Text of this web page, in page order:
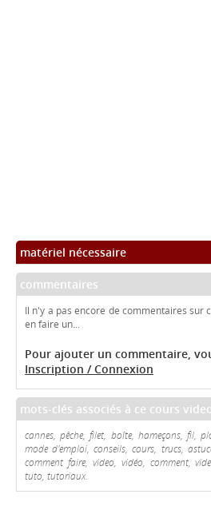
matériel nécessaire
commentaires
Il n'y a pas encore de commentaires sur
en faire un...
Pour ajouter un commentaire,
Inscription / Connexion
mots-clés associés à ce cours
cannes, pêche, filet, boîte, hameçons, fil,
mode d'emploi, conseils, cours, trucs,
comment faire, video, vidéo, comment,
tuto, tutoriaux.